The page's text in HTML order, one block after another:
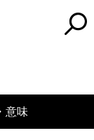
意味